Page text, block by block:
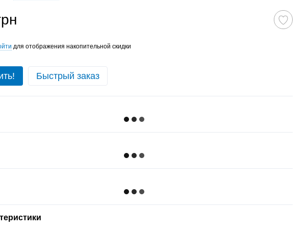
для отображения накопительной скидки
Быстрый заказ